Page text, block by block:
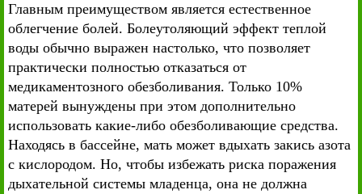
Главным преимуществом является естественное
облегчение болей. Болеутоляющий эффект теплой
воды обычно выражен настолько, что позволяет
практически полностью отказаться от
медикаментозного обезболивания. Только 10%
матерей вынуждены при этом дополнительно
использовать какие-либо обезболивающие средства.
Находясь в бассейне, мать может вдыхать закись азота
с кислородом. Но, чтобы избежать риска поражения
дыхательной системы младенца, она не должна